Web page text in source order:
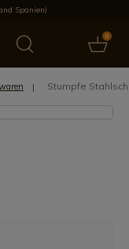
Spanien)
0
Bestseller
Stumpfe